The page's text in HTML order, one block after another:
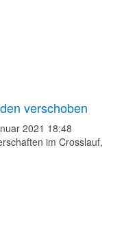
verschoben
2021 18:48
im Crosslauf,